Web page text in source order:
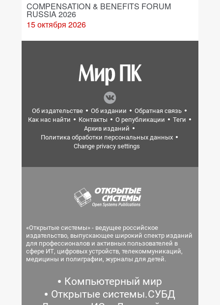
COMPENSATION & BENEFITS FORUM
RUSSIA 2026
15 октября 2026
Об издательстве Об издании
Обратная связь
Как нас найти
Контакты О републикации
Теги
Архив изданий
Политика обработки персональных данных
Change privacy settings
«Открытые системы» - ведущее российское
издательство, выпускающее широкий спектр изданий
для профессионалов и активных пользователей в
сфере ИТ, цифровых устройств, телекоммуникаций,
медицины и полиграфии, журналы для детей.
Компьютерный мир
Открытые системы.СУБД